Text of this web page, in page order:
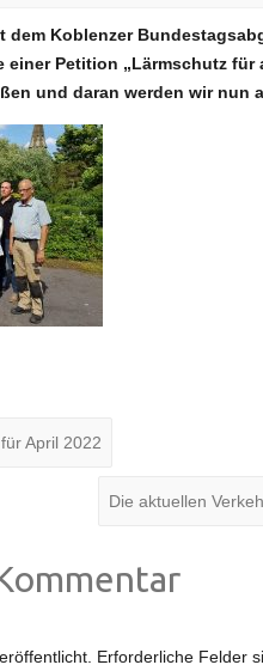
dem Koblenzer
einer Petition „Lärmschutz für
und daran werden wir nun
April 2022
Die aktuellen
Erforderliche Felder